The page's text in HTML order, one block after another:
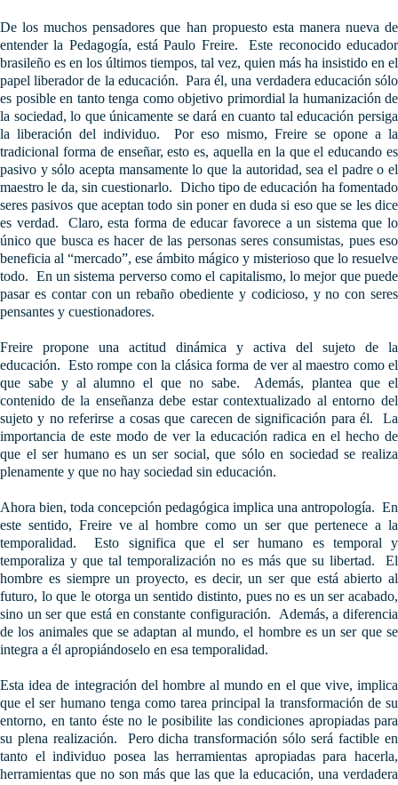
De los muchos pensadores que han propuesto esta manera nueva de
entender la Pedagogía, está Paulo Freire. Este reconocido educador
brasileño es en los últimos tiempos, tal vez, quien más ha insistido en el
papel liberador de la educación. Para él, una verdadera educación sólo
es posible en tanto tenga como objetivo primordial la humanización de
la sociedad, lo que únicamente se dará en cuanto tal educación persiga
la liberación del individuo. Por eso mismo, Freire se opone a la
tradicional forma de enseñar, esto es, aquella en la que el educando es
pasivo y sólo acepta mansamente lo que la autoridad, sea el padre o el
maestro le da, sin cuestionarlo. Dicho tipo de educación ha fomentado
seres pasivos que aceptan todo sin poner en duda si eso que se les dice
es verdad. Claro, esta forma de educar favorece a un sistema que lo
único que busca es hacer de las personas seres consumistas, pues eso
beneficia al “mercado”, ese ámbito mágico y misterioso que lo resuelve
todo. En un sistema perverso como el capitalismo, lo mejor que puede
pasar es contar con un rebaño obediente y codicioso, y no con seres
pensantes y cuestionadores.
Freire propone una actitud dinámica y activa del sujeto de la
educación. Esto rompe con la clásica forma de ver al maestro como el
que sabe y al alumno el que no sabe. Además, plantea que el
contenido de la enseñanza debe estar contextualizado al entorno del
sujeto y no referirse a cosas que carecen de significación para él. La
importancia de este modo de ver la educación radica en el hecho de
que el ser humano es un ser social, que sólo en sociedad se realiza
plenamente y que no hay sociedad sin educación.
Ahora bien, toda concepción pedagógica implica una antropología. En
este sentido, Freire ve al hombre como un ser que pertenece a la
temporalidad. Esto significa que el ser humano es temporal y
temporaliza y que tal temporalización no es más que su libertad. El
hombre es siempre un proyecto, es decir, un ser que está abierto al
futuro, lo que le otorga un sentido distinto, pues no es un ser acabado,
sino un ser que está en constante configuración. Además, a diferencia
de los animales que se adaptan al mundo, el hombre es un ser que se
integra a él apropiándoselo en esa temporalidad.
Esta idea de integración del hombre al mundo en el que vive, implica
que el ser humano tenga como tarea principal la transformación de su
entorno, en tanto éste no le posibilite las condiciones apropiadas para
su plena realización. Pero dicha transformación sólo será factible en
tanto el individuo posea las herramientas apropiadas para hacerla,
herramientas que no son más que las que la educación, una verdadera